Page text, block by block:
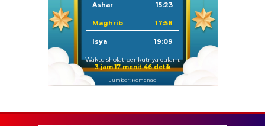
Ashar 15:23
Maghrib 17:58
Isya 19:09
Waktu sholat berikutnya dalam:
3 jam 17 menit 45 detik
Sumber: Kemenag